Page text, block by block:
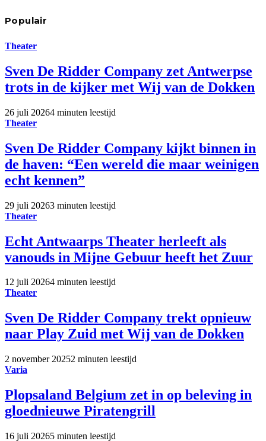
Populair
Theater
Sven De Ridder Company zet Antwerpse
trots in de kijker met Wij van de Dokken
26 juli 20264 minuten leestijd
Theater
Sven De Ridder Company kijkt binnen in
de haven: “Een wereld die maar weinigen
echt kennen”
29 juli 20263 minuten leestijd
Theater
Echt Antwaarps Theater herleeft als
vanouds in Mijne Gebuur heeft het Zuur
12 juli 20264 minuten leestijd
Theater
Sven De Ridder Company trekt opnieuw
naar Play Zuid met Wij van de Dokken
2 november 20252 minuten leestijd
Varia
Plopsaland Belgium zet in op beleving in
gloednieuwe Piratengrill
16 juli 20265 minuten leestijd